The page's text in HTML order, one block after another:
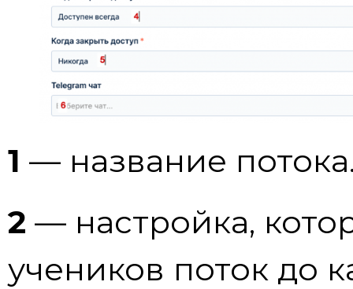
1 — название
2 — настройка,
учеников поток до